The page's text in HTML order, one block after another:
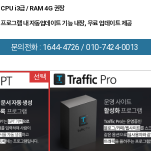
CPU i3급 / RAM 4G 권장
프로그램 내 자동업데이트 기능 내장, 무료 업데이트 제공
문의전화 : 1644-4726 / 010-7424-0013
선택